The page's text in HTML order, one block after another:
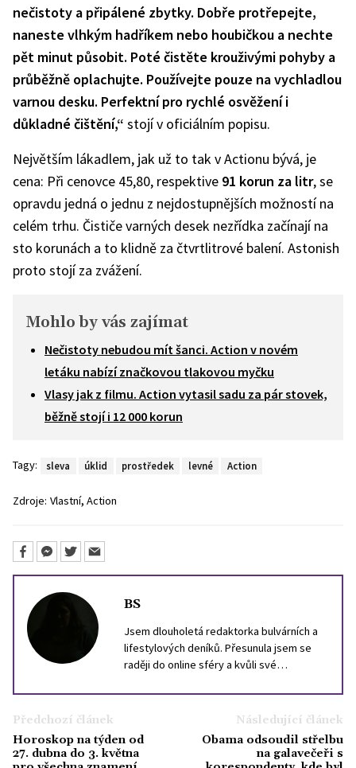
nečistoty a připálené zbytky. Dobře protřepejte,
naneste vlhkým hadříkem nebo houbičkou a nechte
pět minut působit. Poté čistěte krouživými pohyby a
průběžně oplachujte. Používejte pouze na vychladlou
varnou desku. Perfektní pro rychlé osvěžení i
důkladné čištění,“ stojí v oficiálním popisu.
Největším lákadlem, jak už to tak v Actionu bývá, je
cena: Při cenovce 45,80, respektive 91 korun za litr, se
opravdu jedná o jednu z nejdostupnějších možností na
celém trhu. Čističe varných desek nezřídka začínají na
sto korunách a to klidně za čtvrtlitrové balení. Astonish
proto stojí za zvážení.
Mohlo by vás zajímat
Nečistoty nebudou mít šanci. Action v novém
letáku nabízí značkovou tlakovou myčku
Vlasy jak z filmu. Action vytasil sadu za pár stovek,
běžně stojí i 12 000 korun
Tagy: sleva úklid prostředek levné Action
Zdroje: Vlastní, Action
BS
Jsem dlouholetá redaktorka bulvárních a
lifestylových deníků. Přesunula jsem se
raději do online sféry a kvůli své
jménem ani tváří nechlubím. Stejně se není
na co koukat. Mám ráda kočky, svůj skútr a
portugalštinu.
Předchozí článek
Horoskop na týden od
27. dubna do 3. května
Následující článek
Obama odsoudil střelbu
na galavečeři s